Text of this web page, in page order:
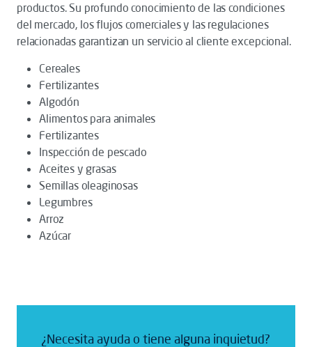
productos. Su profundo conocimiento de las condiciones
del mercado, los flujos comerciales y las regulaciones
relacionadas garantizan un servicio al cliente excepcional.
Cereales
Fertilizantes
Algodón
Alimentos para animales
Fertilizantes
Inspección de pescado
Aceites y grasas
Semillas oleaginosas
Legumbres
Arroz
Azúcar
¿Necesita ayuda o tiene alguna inquietud?